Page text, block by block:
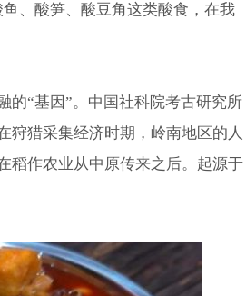
、酸笋、酸豆角这类酸食，在我
的“基因”。中国社科院考古研究所
狩猎采集经济时期，岭南地区的人
稻作农业从中原传来之后。起源于